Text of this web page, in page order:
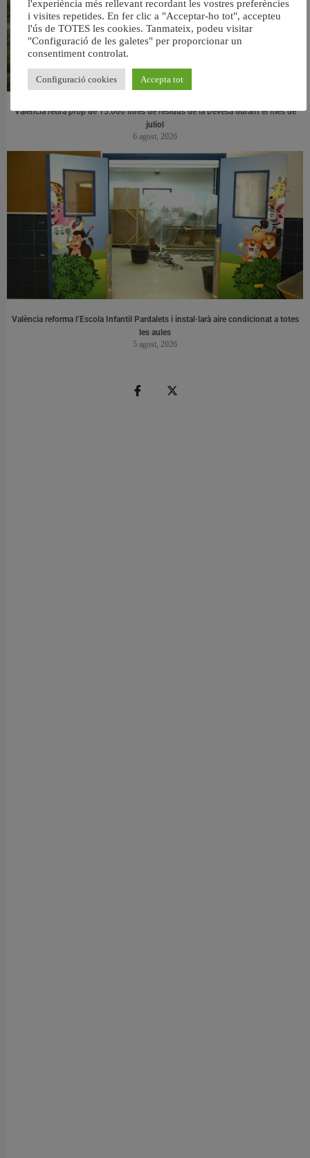
València retira prop de 15.000 litres de residus de la Devesa durant el mes de
juliol
6 agost, 2026
València reforma l’Escola Infantil Pardalets i instal·larà aire condicionat a totes
les aules
5 agost, 2026
l'experiència més rellevant recordant les vostres preferències
i visites repetides. En fer clic a "Acceptar-ho tot", accepteu
l'ús de TOTES les cookies. Tanmateix, podeu visitar
"Configuració de les galetes" per proporcionar un
consentiment controlat.
Configuració cookies Accepta tot